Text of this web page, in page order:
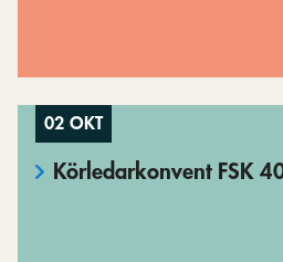
02 OKT
Körledarkonvent FSK